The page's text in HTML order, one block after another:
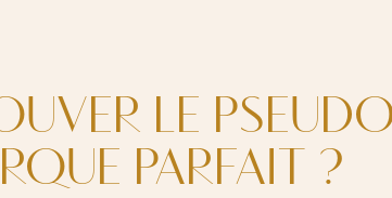
LE
PARFAIT ?